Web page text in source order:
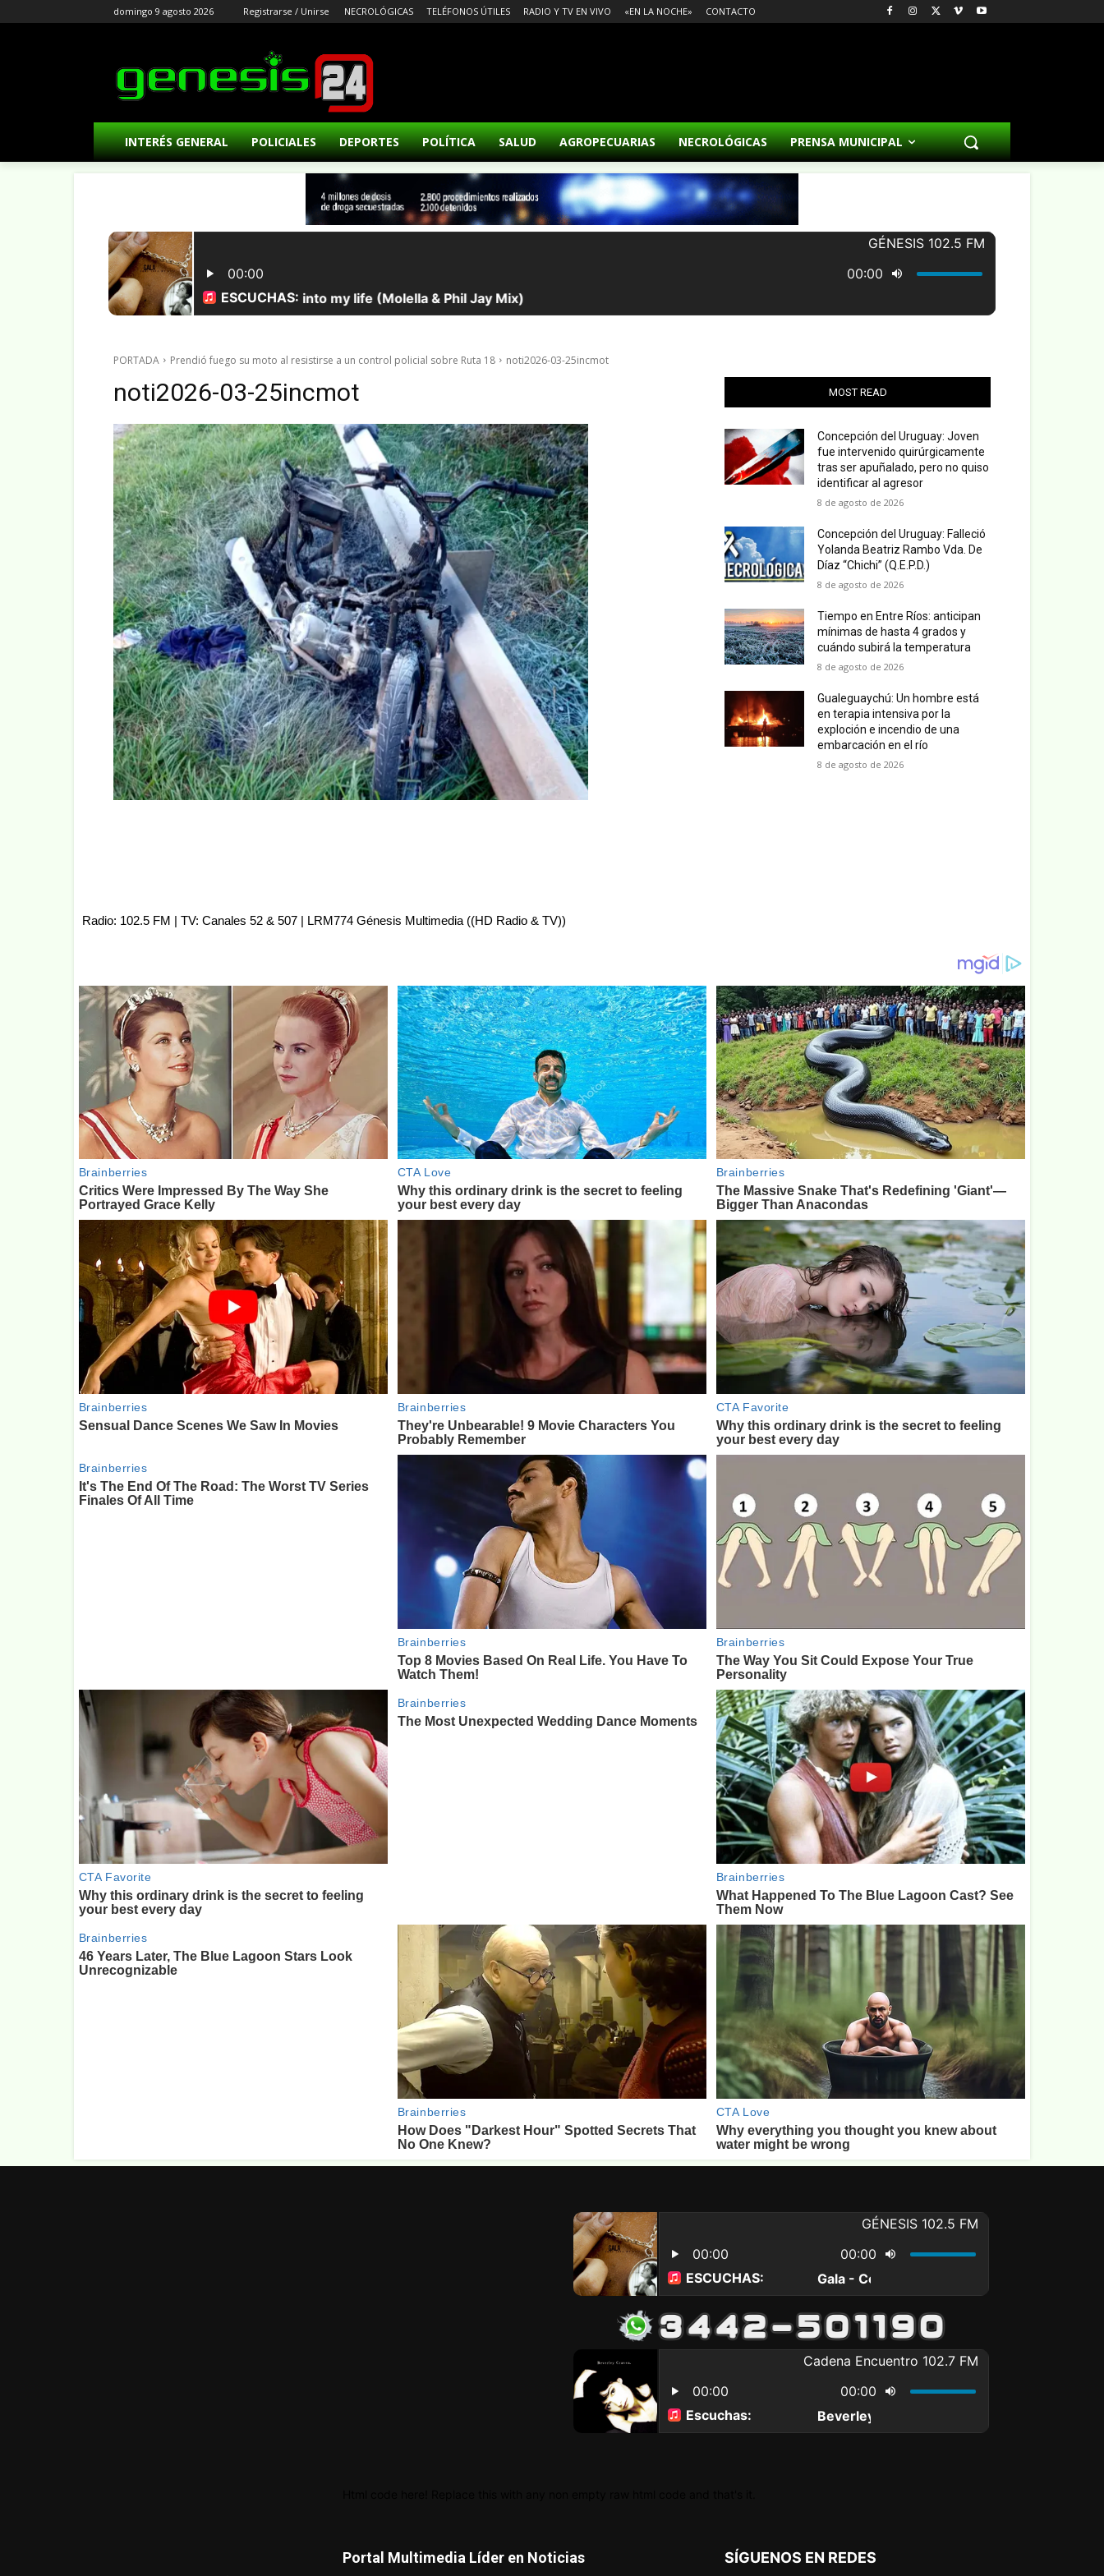
domingo 9 agosto 2026 Registrarse / Unirse NECROLÓGICAS TELÉFONOS ÚTILES RADIO Y TV EN VIVO «EN LA NOCHE» CONTACTO
INTERÉS GENERAL POLICIALES DEPORTES POLÍTICA SALUD AGROPECUARIAS NECROLÓGICAS PRENSA MUNICIPAL
PORTADA Prendió fuego su moto al resistirse a un control policial sobre Ruta 18 noti2026-03-25incmot
noti2026-03-25incmot MOST READ
Concepción del Uruguay: Joven
fue intervenido quirúrgicamente
tras ser apuñalado, pero no quiso
identificar al agresor
8 de agosto de 2026
Concepción del Uruguay: Falleció
Yolanda Beatriz Rambo Vda. De
Díaz “Chichi” (Q.E.P.D.)
8 de agosto de 2026
Tiempo en Entre Ríos: anticipan
mínimas de hasta 4 grados y
cuándo subirá la temperatura
8 de agosto de 2026
Gualeguaychú: Un hombre está
en terapia intensiva por la
exploción e incendio de una
embarcación en el río
8 de agosto de 2026
Radio: 102.5 FM | TV: Canales 52 & 507 | LRM774 Génesis Multimedia ((HD Radio & TV))
Portal Multimedia Líder en Noticias SÍGUENOS EN REDES